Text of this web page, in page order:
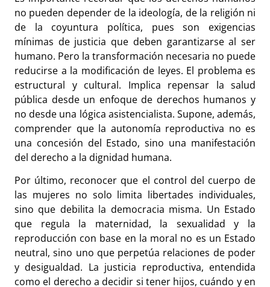
no pueden depender de la ideología, de la religión ni
de la coyuntura política, pues son exigencias
mínimas de justicia que deben garantizarse al ser
humano. Pero la transformación necesaria no puede
reducirse a la modificación de leyes. El problema es
estructural y cultural. Implica repensar la salud
pública desde un enfoque de derechos humanos y
no desde una lógica asistencialista. Supone, además,
comprender que la autonomía reproductiva no es
una concesión del Estado, sino una manifestación
del derecho a la dignidad humana.
Por último, reconocer que el control del cuerpo de
las mujeres no solo limita libertades individuales,
sino que debilita la democracia misma. Un Estado
que regula la maternidad, la sexualidad y la
reproducción con base en la moral no es un Estado
neutral, sino uno que perpetúa relaciones de poder
y desigualdad. La justicia reproductiva, entendida
como el derecho a decidir si tener hijos, cuándo y en